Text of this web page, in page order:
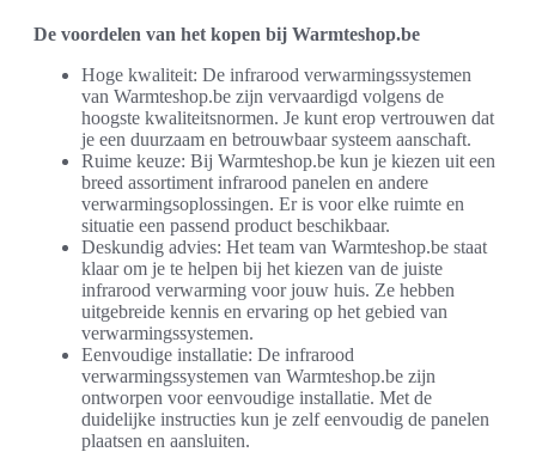
De voordelen van het kopen bij Warmteshop.be
Hoge kwaliteit: De infrarood verwarmingssystemen
van Warmteshop.be zijn vervaardigd volgens de
hoogste kwaliteitsnormen. Je kunt erop vertrouwen dat
je een duurzaam en betrouwbaar systeem aanschaft.
Ruime keuze: Bij Warmteshop.be kun je kiezen uit een
breed assortiment infrarood panelen en andere
verwarmingsoplossingen. Er is voor elke ruimte en
situatie een passend product beschikbaar.
Deskundig advies: Het team van Warmteshop.be staat
klaar om je te helpen bij het kiezen van de juiste
infrarood verwarming voor jouw huis. Ze hebben
uitgebreide kennis en ervaring op het gebied van
verwarmingssystemen.
Eenvoudige installatie: De infrarood
verwarmingssystemen van Warmteshop.be zijn
ontworpen voor eenvoudige installatie. Met de
duidelijke instructies kun je zelf eenvoudig de panelen
plaatsen en aansluiten.